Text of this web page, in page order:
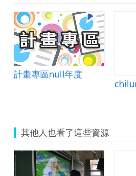
計畫專區null年度
其他人也看了這些資源